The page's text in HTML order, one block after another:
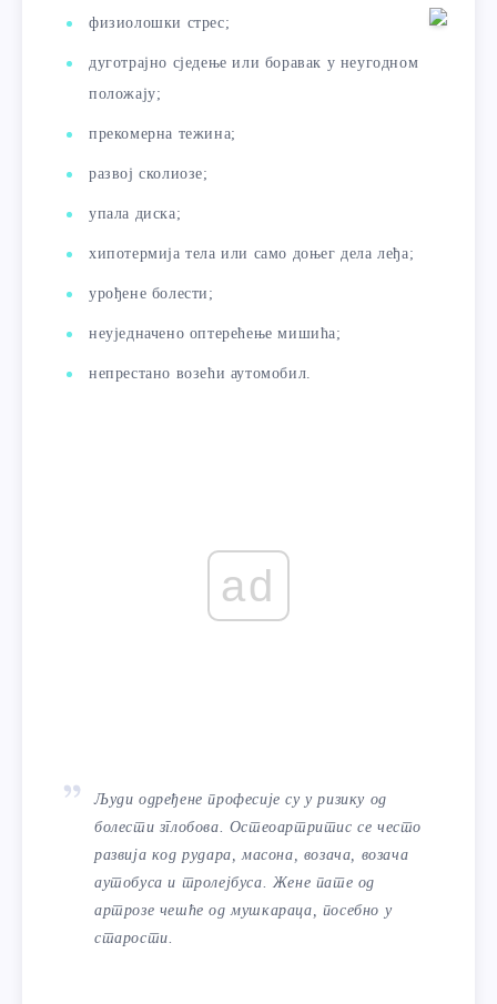
физиолошки стрес;
дуготрајно сједење или боравак у неугодном
положају;
прекомерна тежина;
развој сколиозе;
упала диска;
хипотермија тела или само доњег дела леђа;
урођене болести;
неуједначено оптерећење мишића;
непрестано возећи аутомобил.
ad
Људи одређене професије су у ризику од
болести зглобова. Остеоартритис се често
развија код рудара, масона, возача, возача
аутобуса и тролејбуса. Жене пате од
артрозе чешће од мушкараца, посебно у
старости.